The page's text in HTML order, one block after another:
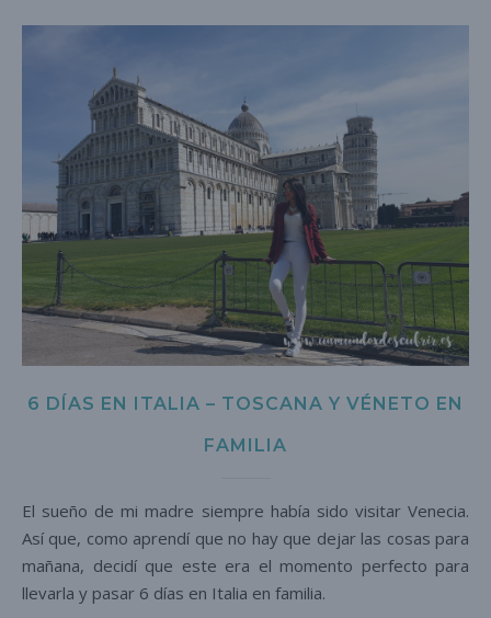
6 DÍAS EN ITALIA – TOSCANA Y VÉNETO EN
FAMILIA
El sueño de mi madre siempre había sido visitar Venecia.
Así que, como aprendí que no hay que dejar las cosas para
mañana, decidí que este era el momento perfecto para
llevarla y pasar 6 días en Italia en familia.